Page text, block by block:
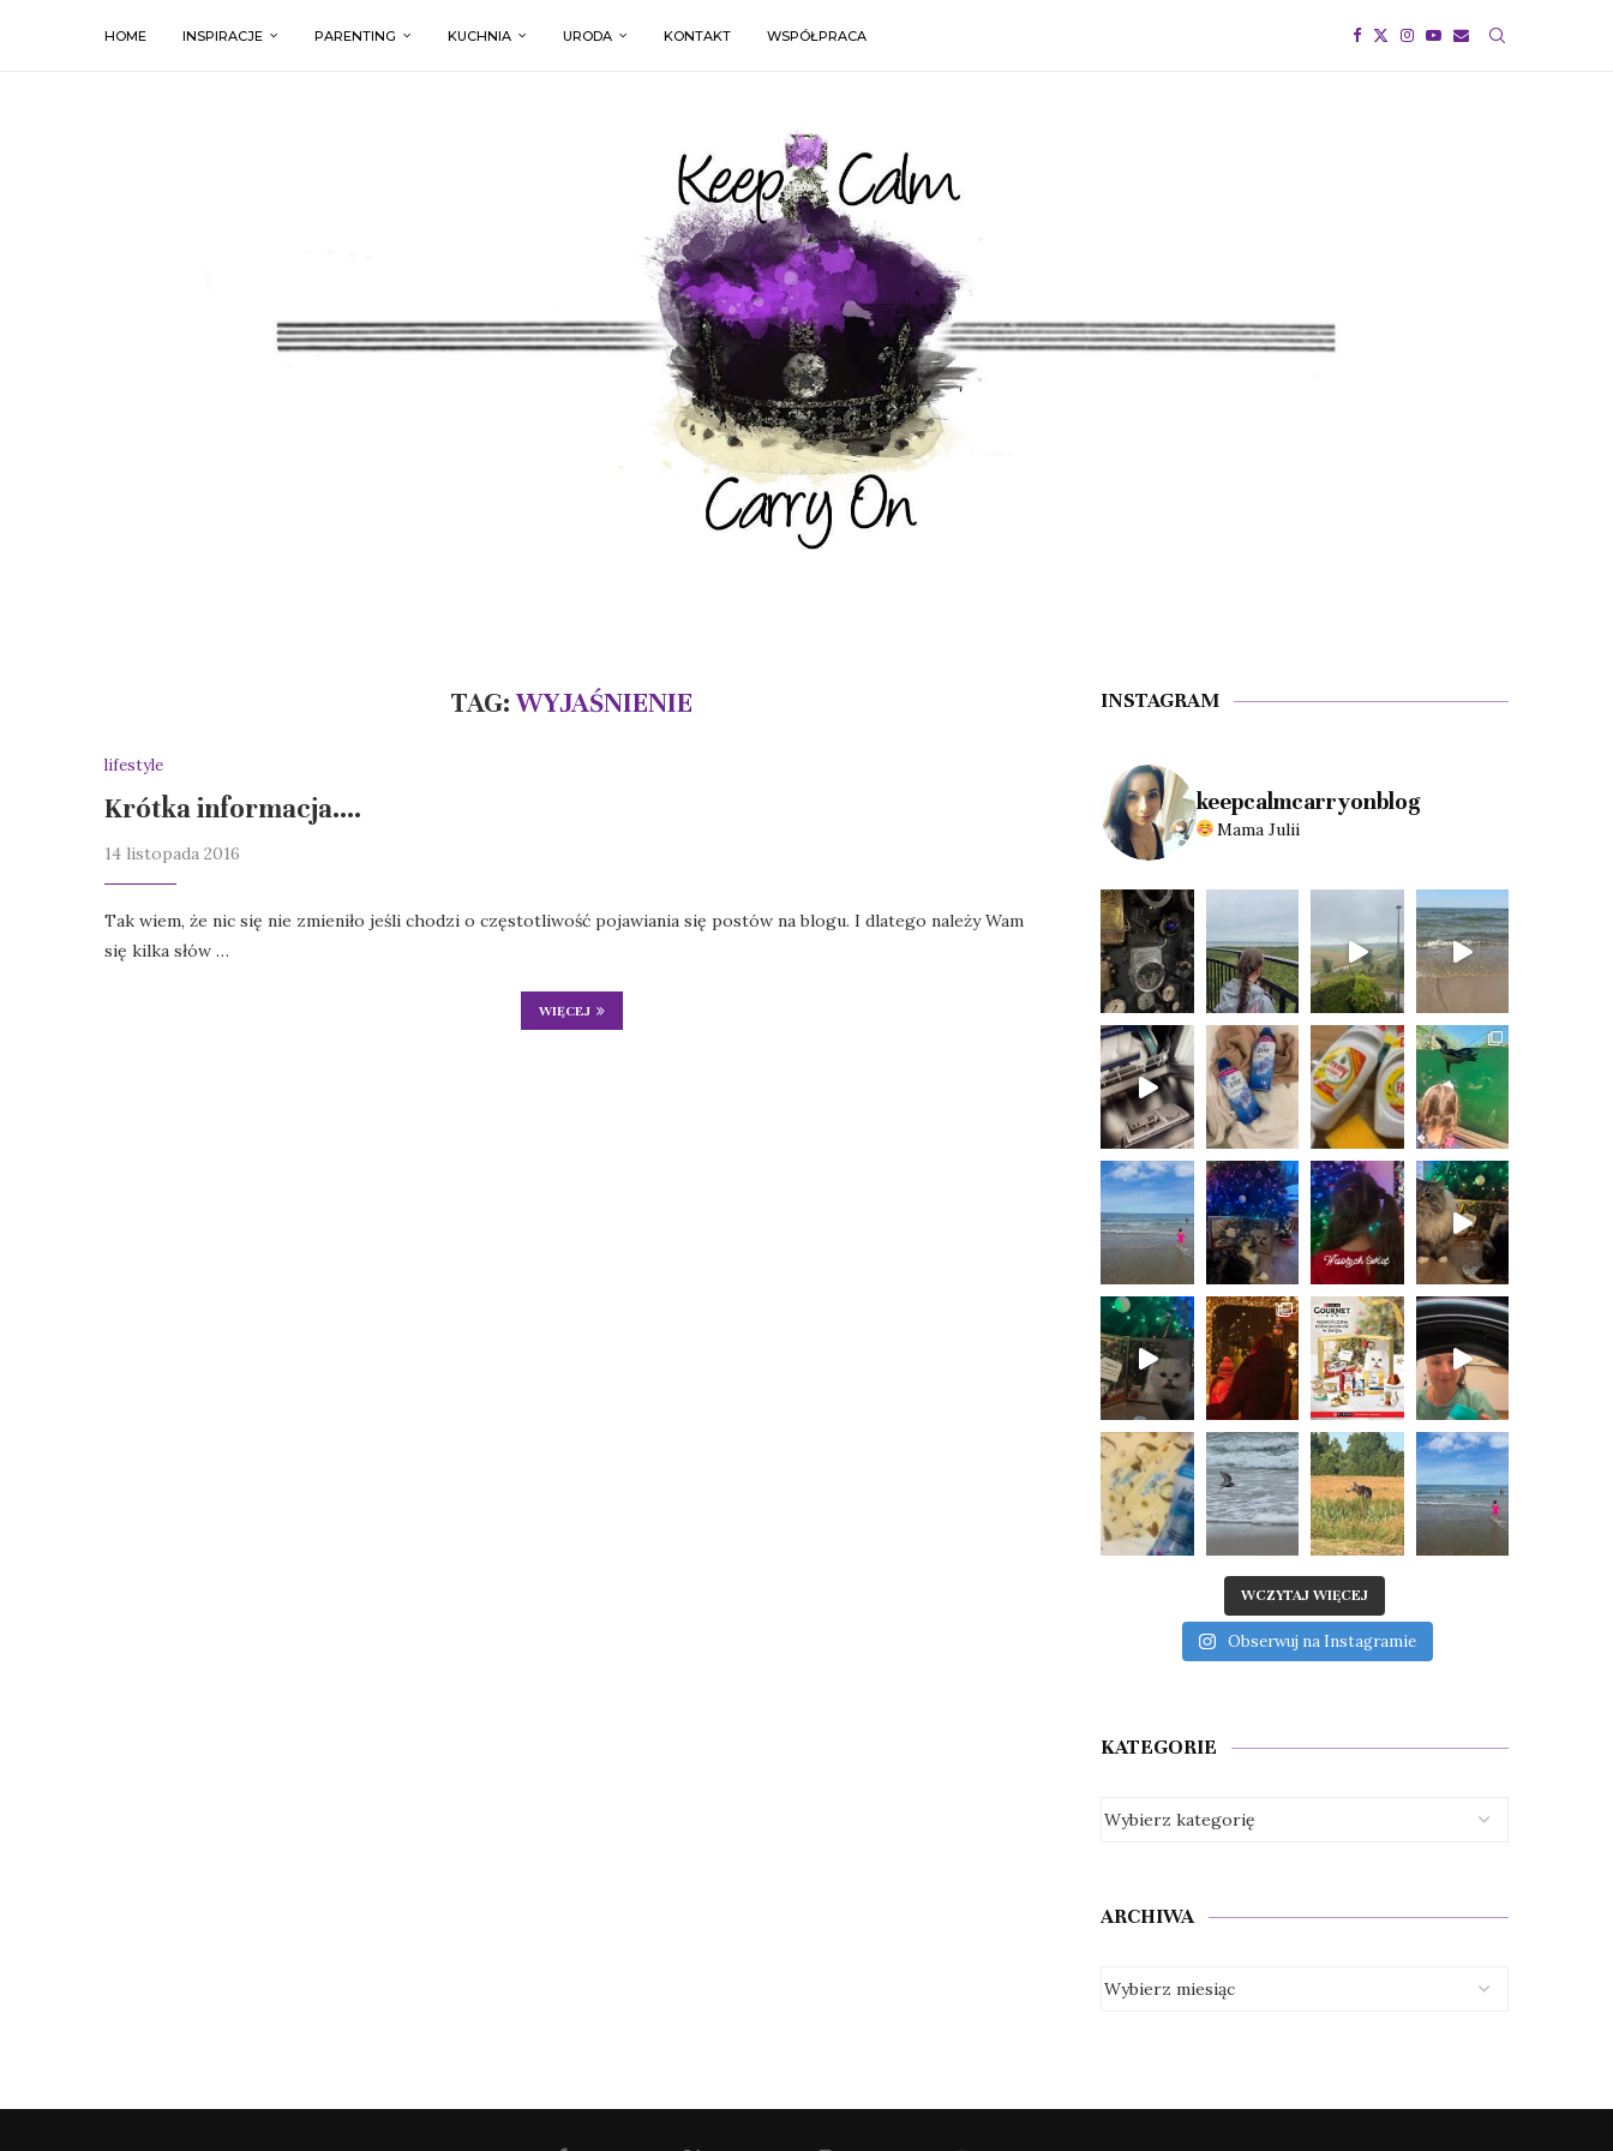
HOME INSPIRACJE PARENTING KUCHNIA URODA KONTAKT WSPÓŁPRACA
TAG:WYJAŚNIENIE
lifestyle
Krótka informacja….
14 listopada 2016
Tak wiem, że nic się nie zmieniło jeśli chodzi o częstotliwość pojawiania się postów na blogu. I dlatego należy Wam
się kilka słów …
WIĘCEJ
INSTAGRAM
keepcalmcarryonblog
Mama Julii
WCZYTAJ WIĘCEJ
Obserwuj na Instagramie
KATEGORIE
ARCHIWA